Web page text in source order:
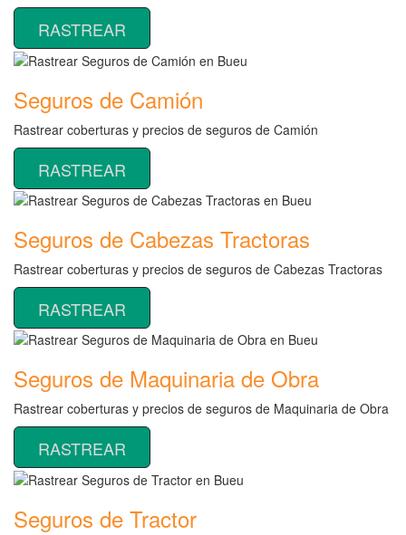
RASTREAR
Seguros de Camión
Rastrear coberturas y precios de seguros de Camión
RASTREAR
Seguros de Cabezas Tractoras
Rastrear coberturas y precios de seguros de Cabezas Tractoras
RASTREAR
Seguros de Maquinaria de Obra
Rastrear coberturas y precios de seguros de Maquinaria de Obra
RASTREAR
Seguros de Tractor